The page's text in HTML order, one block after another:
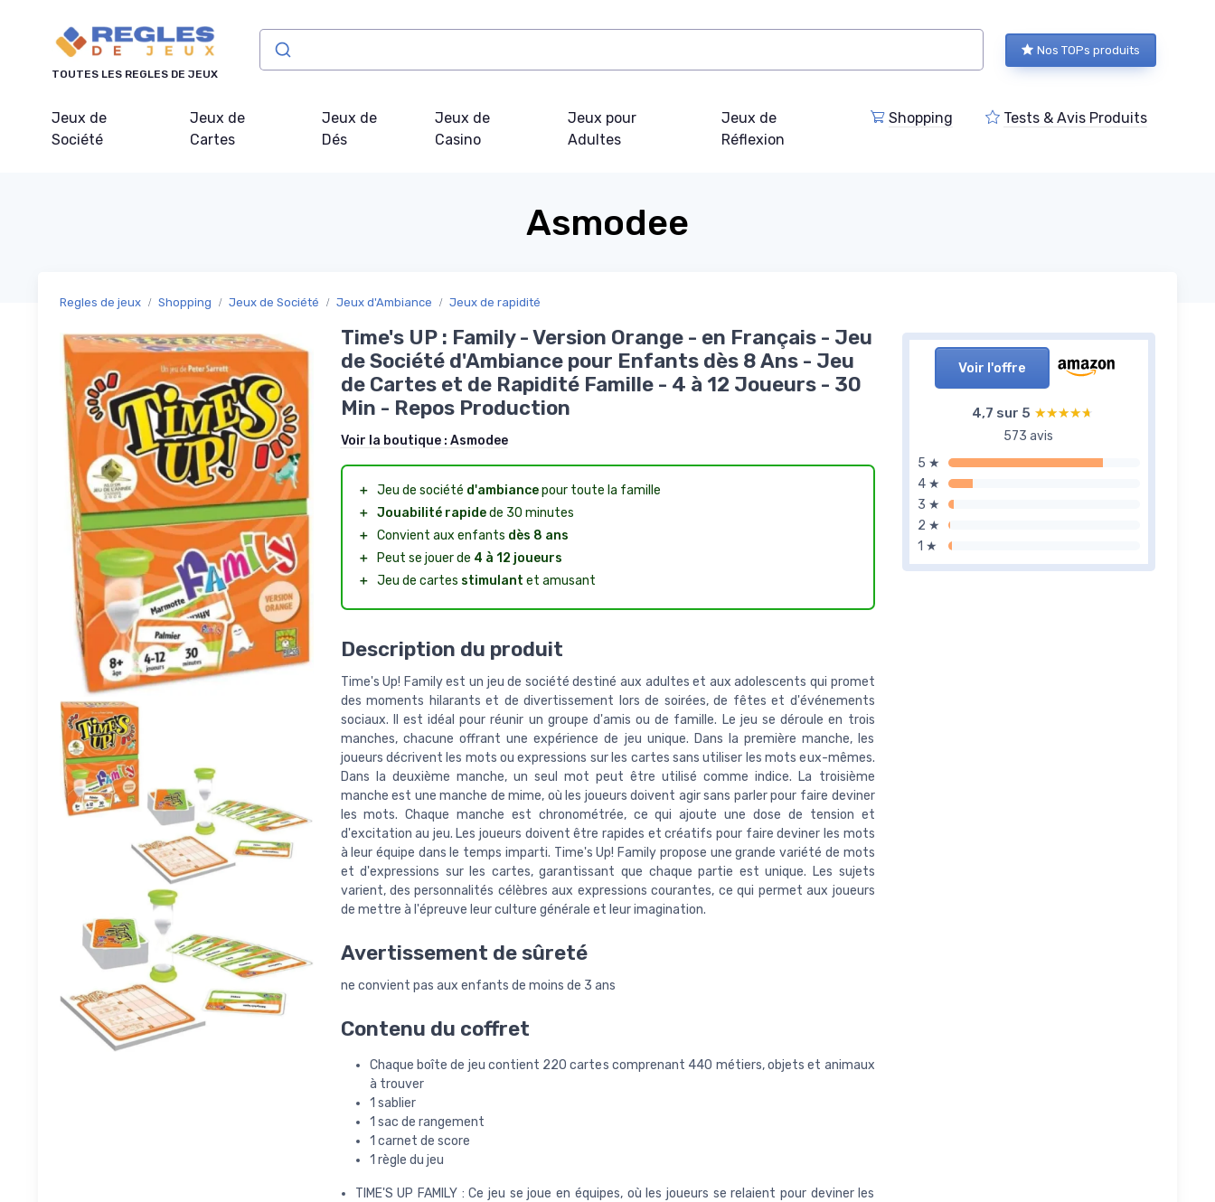
TOUTES LES REGLES DE JEUX
Nos TOPs produits
Jeux de
Société
Jeux de
Cartes
Jeux de
Dés
Jeux de
Casino
Jeux pour
Adultes
Jeux de
Réflexion
Shopping Tests & Avis Produits
Asmodee
Regles de jeux Shopping Jeux de Société Jeux d'Ambiance Jeux de rapidité
Voir l'offre
4,7 sur 5 ★★★★★
★★★★★
573 avis
5 ★
4 ★
3 ★
2 ★
1 ★
Time's UP : Family - Version Orange - en Français - Jeu
de Société d'Ambiance pour Enfants dès 8 Ans - Jeu
de Cartes et de Rapidité Famille - 4 à 12 Joueurs - 30
Min - Repos Production
Voir la boutique : Asmodee
＋ Jeu de société d'ambiancepour toute la famille
＋ Jouabilité rapidede 30 minutes
＋ Convient aux enfants dès 8 ans
＋
Peut se jouer de 4 à 12 joueurs
＋ Jeu de cartes stimulant et amusant
Description du produit
Time's Up! Family est un jeu de société destiné aux adultes et aux adolescents qui promet
des moments hilarants et de divertissement lors de soirées, de fêtes et d'événements
sociaux. Il est idéal pour réunir un groupe d'amis ou de famille. Le jeu se déroule en trois
manches, chacune offrant une expérience de jeu unique. Dans la première manche, les
joueurs décrivent les mots ou expressions sur les cartes sans utiliser les mots eux-mêmes.
Dans la deuxième manche, un seul mot peut être utilisé comme indice. La troisième
manche est une manche de mime, où les joueurs doivent agir sans parler pour faire deviner
les mots. Chaque manche est chronométrée, ce qui ajoute une dose de tension et
d'excitation au jeu. Les joueurs doivent être rapides et créatifs pour faire deviner les mots
à leur équipe dans le temps imparti. Time's Up! Family propose une grande variété de mots
et d'expressions sur les cartes, garantissant que chaque partie est unique. Les sujets
varient, des personnalités célèbres aux expressions courantes, ce qui permet aux joueurs
de mettre à l'épreuve leur culture générale et leur imagination.
Avertissement de sûreté
ne convient pas aux enfants de moins de 3 ans
Contenu du coffret
Chaque boîte de jeu contient 220 cartes comprenant 440 métiers, objets et animaux
à trouver
1 sablier
1 sac de rangement
1 carnet de score
1 règle du jeu
TIME'S UP FAMILY : Ce jeu se joue en équipes, où les joueurs se relaient pour deviner les